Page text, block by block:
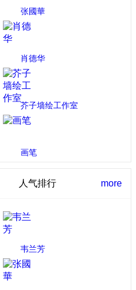
张國華
2 人推荐
肖德华
2 人推荐
芥子墙绘工作室
1 人推荐
画笔
人气排行 more
韦兰芳
浏览次数：1712 次